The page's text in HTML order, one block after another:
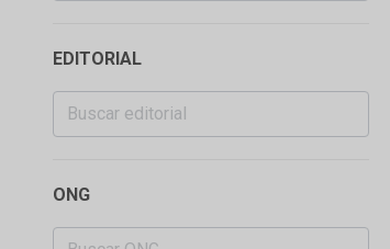
EDITORIAL
ONG